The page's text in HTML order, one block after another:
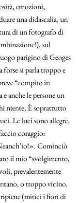
emozioni,
una didascalia, un
di un fotografo di
sul
parigino di Geoges
forse si parla troppo e
“compito in
e anche le persone un
niente, È soprattutto
Le luci sono allegre.
coraggio:
Cominciò
il mio “svolgimento,
prevalentemente
o troppo vicino.
ripiene (mitici i fiori di